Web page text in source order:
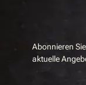
Abonnieren
aktuelle